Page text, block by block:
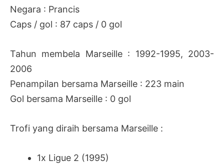
Negara : Prancis
Caps / gol : 87 caps / 0 gol
Tahun membela Marseille : 1992-1995, 2003-
2006
Penampilan bersama Marseille : 223 main
Gol bersama Marseille : 0 gol
Trofi yang diraih bersama Marseille :
1x Ligue 2 (1995)